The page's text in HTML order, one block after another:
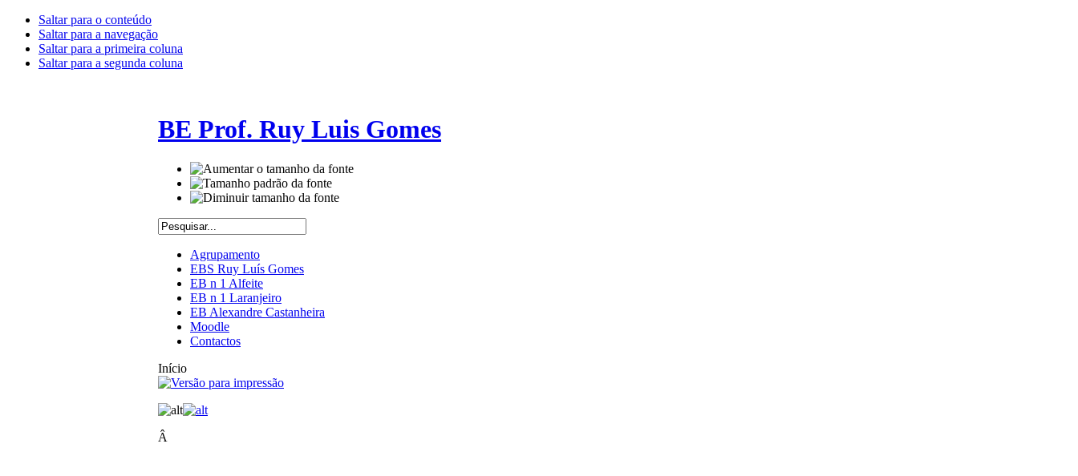
Saltar para o conteúdo
Saltar para a navegação
Saltar para a primeira coluna
Saltar para a segunda coluna
BE Prof. Ruy Luis Gomes
Agrupamento
EBS Ruy Luís Gomes
EB n 1 Alfeite
EB n 1 Laranjeiro
EB Alexandre Castanheira
Moodle
Contactos
Início
Â